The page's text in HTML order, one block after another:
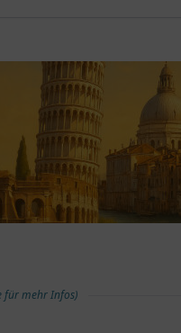
für mehr Infos)